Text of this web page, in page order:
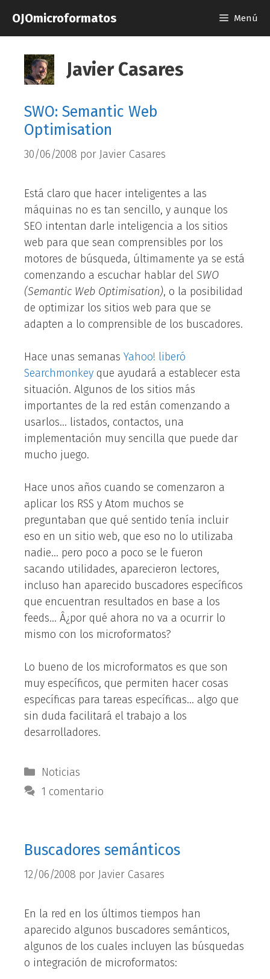
contenido
OJOmicroformatos Menú
Javier Casares
SWO: Semantic Web
Optimisation
30/06/2008 por Javier Casares
Está claro que hacer inteligentes a las
máquinas no es tan sencillo, y aunque los
SEO intentan darle inteligencia a los sitios
web para que sean comprensibles por los
motores de búsqueda, últimamente ya se está
comenzando a escuchar hablar del SWO
(Semantic Web Optimisation), o la posibilidad
de optimizar los sitios web para que se
adapten a lo comprensible de los buscadores.
Hace unas semanas Yahoo! liberó
Searchmonkey que ayudará a establecer esta
situación. Algunos de los sitios más
importantes de la red están comenzando a
usarlos… listados, contactos, una
implementación muy sencilla que puede dar
mucho juego.
Hace unos años cuando se comenzaron a
aplicar los RSS y Atom muchos se
preguntaban que qué sentido tenía incluir
eso en un sitio web, que eso no lo utilizaba
nadie… pero poco a poco se le fueron
sacando utilidades, aparecieron lectores,
incluso han aparecido buscadores específicos
que encuentran resultados en base a los
feeds… Â¿por qué ahora no va a ocurrir lo
mismo con los microformatos?
Lo bueno de los microformatos es que son
muy específicos, que permiten hacer cosas
específicas para tareas específicas… algo que
sin duda facilitará el trabajo a los
desarrolladores.
Categorías
Noticias
1 comentario
Buscadores semánticos
12/06/2008 por Javier Casares
En la red en los últimos tiempos han
aparecido algunos buscadores semánticos,
algunos de los cuales incluyen las búsquedas
o integración de microformatos: